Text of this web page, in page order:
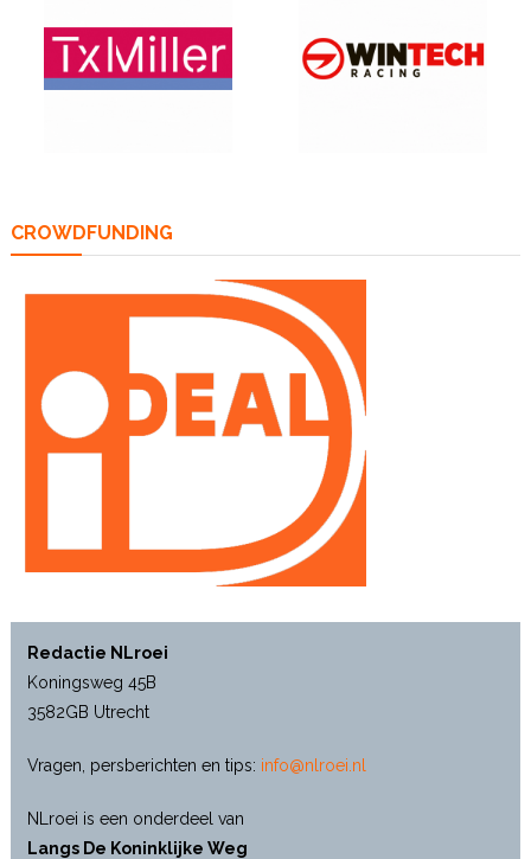
CROWDFUNDING
Redactie NLroei
Koningsweg 45B
3582GB Utrecht
Vragen, persberichten en tips: info@nlroei.nl
NLroei is een onderdeel van
Langs De Koninklijke Weg